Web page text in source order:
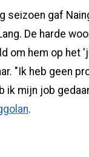
seizoen gaf
De harde
om hem op het
"Ik heb geen
ik mijn job
.